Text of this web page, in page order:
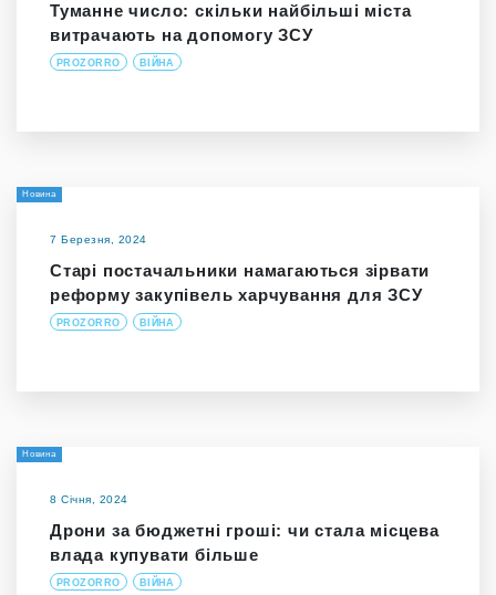
Туманне число: скільки найбільші міста
витрачають на допомогу ЗСУ
PROZORRO ВІЙНА
Новина
7 Березня, 2024
Старі постачальники намагаються зірвати
реформу закупівель харчування для ЗСУ
PROZORRO ВІЙНА
Новина
8 Січня, 2024
Дрони за бюджетні гроші: чи стала місцева
влада купувати більше
PROZORRO ВІЙНА